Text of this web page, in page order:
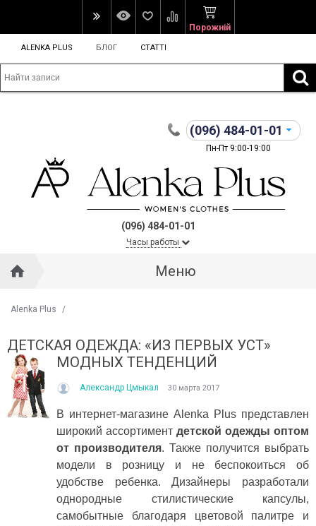
Порожній
ALENKA PLUS БЛОГ СТАТТІ
(096) 484-01-01
Пн-Пт 9:00-19:00
(096) 484-01-01
Часы работы
Меню
Alenka Plus /
ЯКЕ ПОСТІЙНО ДИВУЄ: ЯК ОДЯГАТИСЯ,
ЗРАНКУ СПЕКА, А ВВЕЧЕРІ ВЖЕ ХОЧЕТЬСЯ
літа погода ніби вирішила перевірити всіх на
до сюрпризів. Зранку світить сонце і
після обіду приходить сильний...
КУПАЛЬНИК ІЗ НАКИДКОЮ
СПІДНИЦЕЮ: ЩО ОБРАТИ
Літо — це час, коли
впевнено та комфортно.
жінок звертають увагу не
ДЕТСКАЯ ОДЕЖДА: «ИЗ ПЕРВЫХ УСТ»
МОДНЫХ ТЕНДЕНЦИЙ
Александр Цмыкал 30 марта 2017
В интернет-магазине Alenka Plus представлен
широкий ассортимент детской одежды оптом
от производителя. Также получится выбрать
модели в розницу и не беспокоиться об
удобстве ребенка. Дизайнеры разработали
однородные стилистические капсулы,
самобытные благодаря цветовой палитре и